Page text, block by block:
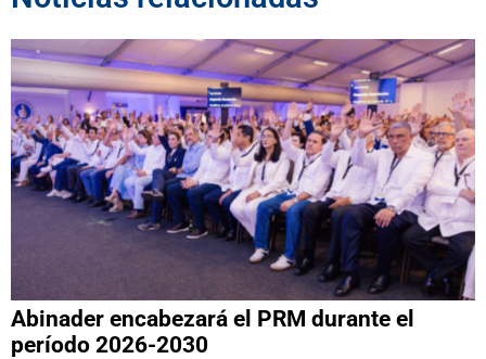
Abinader encabezará el PRM durante el
período 2026-2030